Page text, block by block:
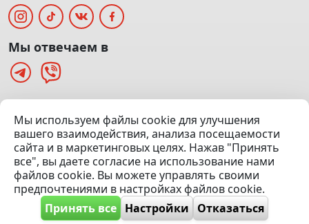
(Офис: 5 этаж | Осмотр авто: 5 этаж)
Посмотреть на карте
© 2020 — 2026 VION.BY — Продажа, выкуп и обмен | УНП
192961100 |Эвакуатор Минск
Мы используем файлы cookie для улучшения
вашего взаимодействия, анализа посещаемости
сайта и в маркетинговых целях. Нажав "Принять
все", вы даете согласие на использование нами
файлов cookie. Вы можете управлять своими
предпочтениями в настройках файлов cookie.
Принять все Настройки Отказаться
Мы отвечаем в